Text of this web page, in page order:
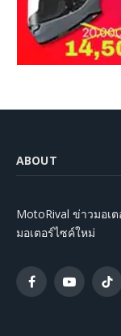
ABOUT
MotoRival ข่าวมอเ
มอเตอร์ไซค์ใหม่
FacebookYouTube